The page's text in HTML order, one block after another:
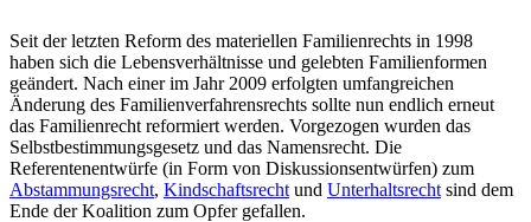
Seit der letzten Reform des materiellen Familienrechts in 1998
haben sich die Lebensverhältnisse und gelebten Familienformen
geändert. Nach einer im Jahr 2009 erfolgten umfangreichen
Änderung des Familienverfahrensrechts sollte nun endlich erneut
das Familienrecht reformiert werden. Vorgezogen wurden das
Selbstbestimmungsgesetz und das Namensrecht. Die
Referentenentwürfe (in Form von Diskussionsentwürfen) zum
Abstammungsrecht, Kindschaftsrecht und Unterhaltsrecht sind dem
Ende der Koalition zum Opfer gefallen.